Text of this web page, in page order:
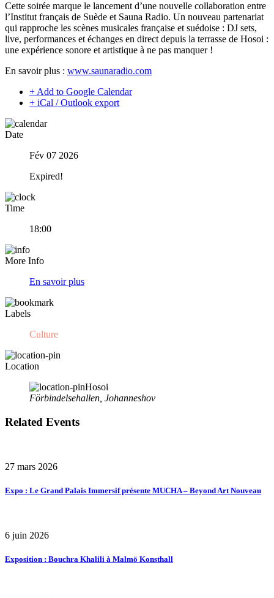
Cette soirée marque le lancement d’une nouvelle collaboration entre
l’Institut français de Suède et Sauna Radio. Un nouveau partenariat
qui rapproche les scènes musicales française et suédoise : DJ sets,
live, performances et échanges en direct depuis la terrasse de Hosoi :
une expérience sonore et artistique à ne pas manquer !
En savoir plus : www.saunaradio.com
+ Add to Google Calendar
+ iCal / Outlook export
Date
Fév 07 2026
Expired!
Time
18:00
More Info
En savoir plus
Labels
Culture
Location
Hosoi
Förbindelsehallen, Johanneshov
Related Events
27 mars 2026
Expo : Le Grand Palais Immersif présente MUCHA – Beyond Art Nouveau
6 juin 2026
Exposition : Bouchra Khalili à Malmö Konsthall